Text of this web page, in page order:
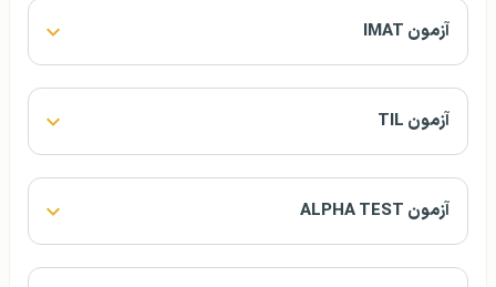
آزمون IMAT
آزمون TIL
آزمون ALPHA TEST